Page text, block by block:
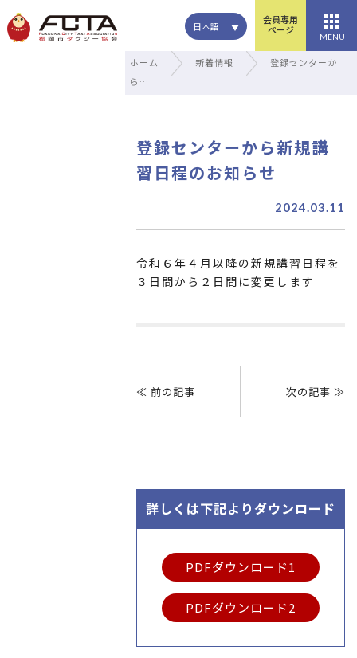
会員専用
ページ
日本語
MENU
ホーム 新着情報
登録センターか
ら…
登録センターから新規講
習日程のお知らせ
2024.03.11
令和６年４月以降の新規講習日程を
３日間から２日間に変更します
ナ
ョ
ン
≪ 前の記事 次の記事 ≫
詳しくは下記よりダウンロード
PDFダウンロード1
PDFダウンロード2